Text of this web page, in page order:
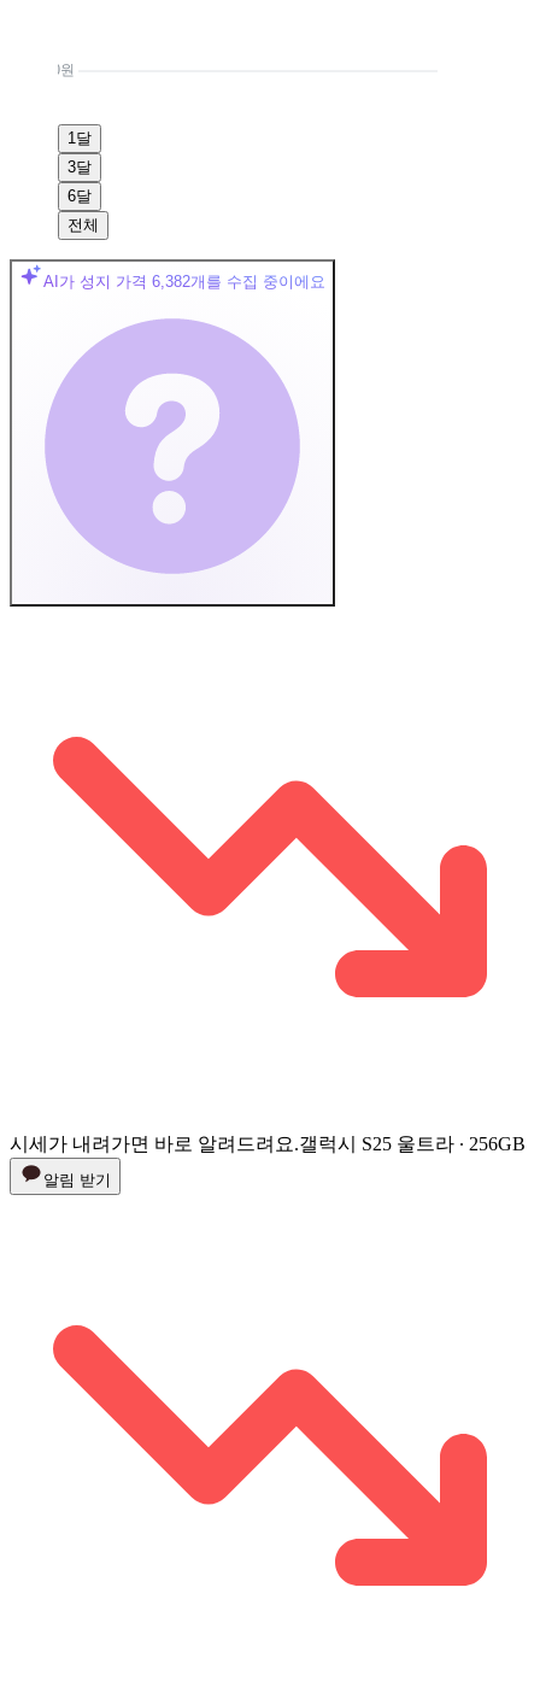
0원
1달
3달
6달
전체
AI가 성지 가격 6,382개를 수집 중이에요
시세가 내려가면 바로 알려드려요.갤럭시 S25 울트라 ∙ 256GB
알림 받기